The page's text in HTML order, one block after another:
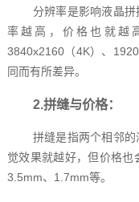
分辨率是影响液晶
率越高，价格也就越
3840x2160（4K）、
同而有所差异。
2.拼缝与价格：
拼缝是指两个相邻
觉效果就越好，但价格
3.5mm、1.7mm等。